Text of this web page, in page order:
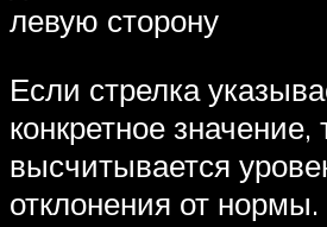
левую сторону
Если стрелка
конкретное значение,
высчитывается
отклонения от нормы.